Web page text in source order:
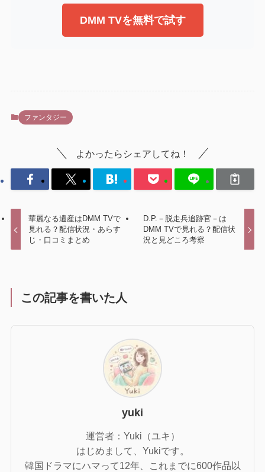
DMM TVを無料で試す
ファンタジー
よかったらシェアしてね！
華麗なる遺産はDMM TVで
見れる？配信状況・あらす
じ・口コミまとめ
D.P.－脱走兵追跡官－は
DMM TVで見れる？配信状
況と見どころ考察
この記事を書いた人
yuki
運営者：Yuki（ユキ）
はじめまして、Yukiです。
韓国ドラマにハマって12年、これまでに600作品以